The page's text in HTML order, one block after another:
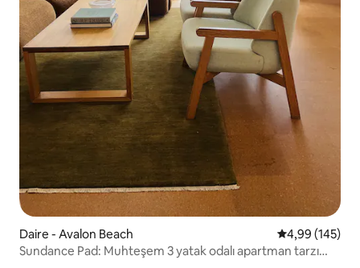
Daire - Avalon Beach 5 üzerinden
4,99 (145)
Sundance Pad: Muhteşem 3 yatak odalı apartman tarzı